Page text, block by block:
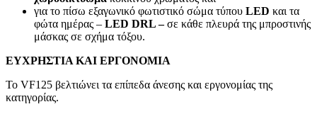
για το πίσω εξαγωνικό φωτιστικό σώμα τύπου LED και τα
φώτα ημέρας – LED DRL –σε κάθε πλευρά της μπροστινής
μάσκας σε σχήμα τόξου.
ΕΥΧΡΗΣΤΙΑ ΚΑΙ ΕΡΓΟΝΟΜΙΑ
Το VF125 βελτιώνει τα επίπεδα άνεσης και εργονομίας της
κατηγορίας.